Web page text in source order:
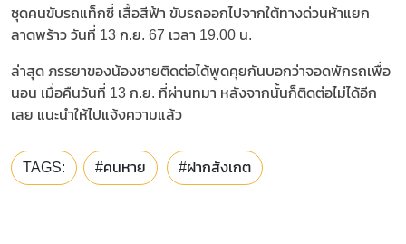
ชุดคนขับรถแท็กซี่ เสื้อสีฟ้า ขับรถออกไปจากใต้ทางด่วนห้าแยก
ลาดพร้าว วันที่ 13 ก.ย. 67 เวลา 19.00 น.
ล่าสุด ภรรยาของน้องชายติดต่อได้พูดคุยกันบอกว่าจอดพักรถเพื่อ
นอน เมื่อคืนวันที่ 13 ก.ย. ที่ผ่านทมา หลังจากนั้นก็ติดต่อไม่ได้อีก
เลย แนะนำให้ไปแจ้งความแล้ว
TAGS: #คนหาย #ฝากสังเกต